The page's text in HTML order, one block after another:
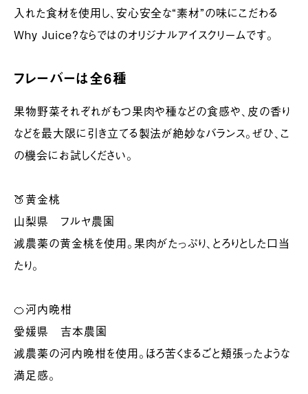
入れた食材を使用し、安心安全な“素材”の味にこだわる
Why Juice?ならではのオリジナルアイスクリームです。
フレーバーは全6種
果物野菜それぞれがもつ果肉や種などの食感や、皮の香り
などを最大限に引き立てる製法が絶妙なバランス。ぜひ、こ
の機会にお試しください。
🍑黄金桃
山梨県 フルヤ農園
減農薬の黄金桃を使用。果肉がたっぷり、とろりとした口当
たり。
🍊河内晩柑
愛媛県 吉本農園
減農薬の河内晩柑を使用。ほろ苦くまるごと頬張ったような
満足感。